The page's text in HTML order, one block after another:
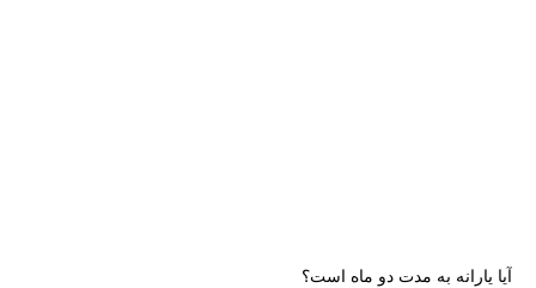
آیا یارانه به مدت دو ماه است؟